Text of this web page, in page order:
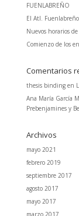
FUENLABREÑO
El Atl.
Nuevos horarios
Comienzo de los
Comentarios
thesis bindingen
Ana María García
Prebenjamines y
Archivos
mayo 2021
febrero 2019
septiembre 2017
agosto 2017
mayo 2017
marzo 2017